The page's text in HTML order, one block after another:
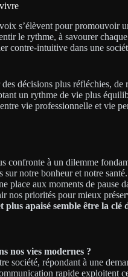
s’élèvent pour promouvoir
le rythme, à savourer
contre-intuitive dans une
décisions plus réfléchies,
un rythme de vie plus
vie professionnelle et vie
confronte à un dilemme
sur notre bonheur et notre
place aux moments de pause
nos priorités pour mieux
apaisé semble être la clé
nos vies modernes ?
société, répondant à une
rapide exploitent